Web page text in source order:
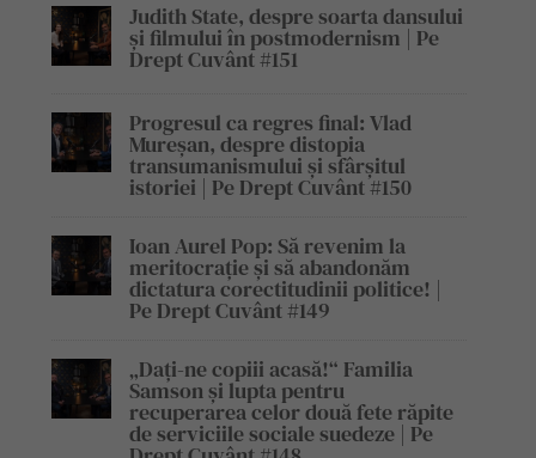
Judith State, despre soarta dansului
și filmului în postmodernism | Pe
Drept Cuvânt #151
Progresul ca regres final: Vlad
Mureșan, despre distopia
transumanismului și sfârșitul
istoriei | Pe Drept Cuvânt #150
Ioan Aurel Pop: Să revenim la
meritocrație și să abandonăm
dictatura corectitudinii politice! |
Pe Drept Cuvânt #149
„Dați-ne copiii acasă!“ Familia
Samson și lupta pentru
recuperarea celor două fete răpite
de serviciile sociale suedeze | Pe